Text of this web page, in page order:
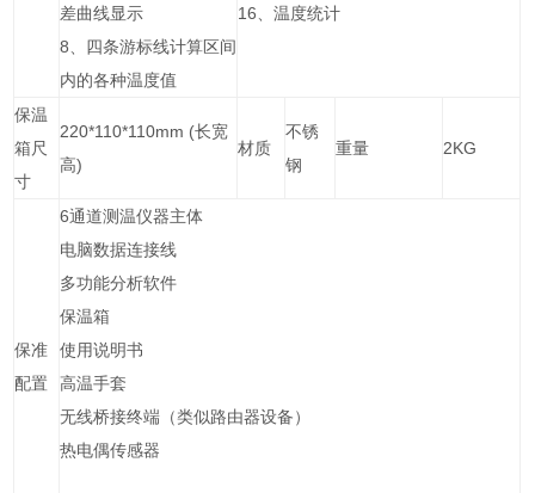
差曲线显示
8、四条游标线计算区间
内的各种温度值
16、温度统计
保温
箱尺
寸
220*110*110mm (长宽
高)
材质
不锈
钢
重量 2KG
保准
配置
6通道测温仪器主体
电脑数据连接线
多功能分析软件
保温箱
使用说明书
高温手套
无线桥接终端（类似路由器设备）
热电偶传感器